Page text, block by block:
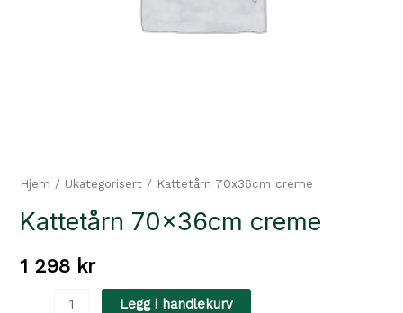
Hjem / Ukategorisert / Kattetårn 70x36cm creme
Kattetårn 70x36cm creme
1 298 kr
Kattetårn
Legg i handlekurv